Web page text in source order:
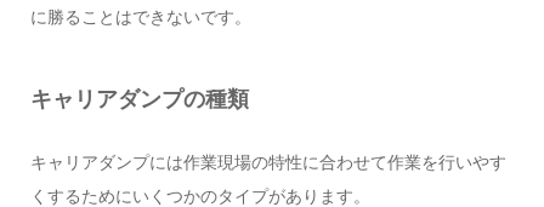
に勝ることはできないです。
キャリアダンプの種類
キャリアダンプには作業現場の特性に合わせて作業を行いやす
くするためにいくつかのタイプがあります。